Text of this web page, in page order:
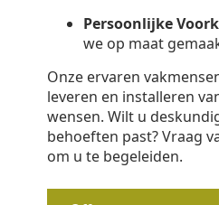
Persoonlijke
we op maat
Onze ervaren
leveren en installeren
wensen. Wilt u
behoeften past? Vraag
om u te begeleiden.